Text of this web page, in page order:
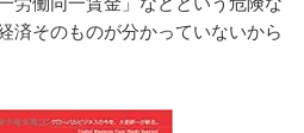
済そのものが分かっていないから